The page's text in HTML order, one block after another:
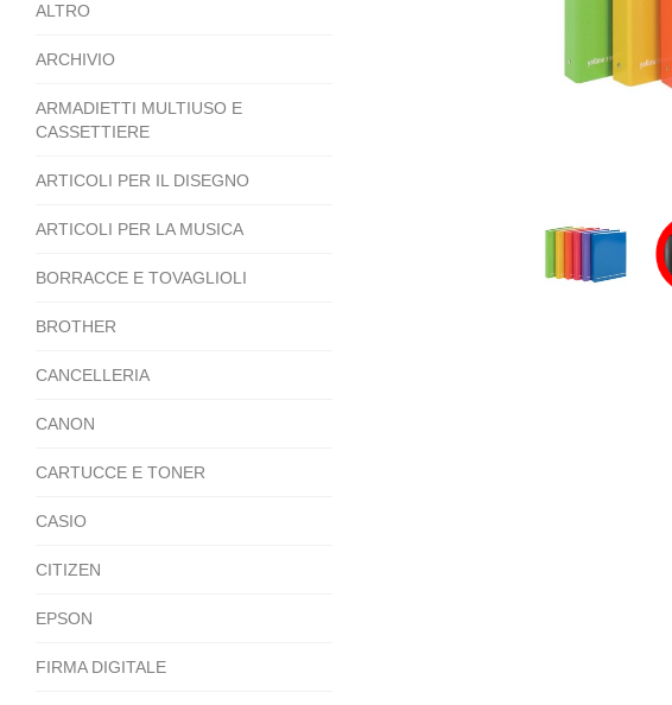
ALTRO
ARCHIVIO
ARMADIETTI MULTIUSO E
CASSETTIERE
ARTICOLI PER IL DISEGNO
ARTICOLI PER LA MUSICA
BORRACCE E TOVAGLIOLI
BROTHER
CANCELLERIA
CANON
CARTUCCE E TONER
CASIO
CITIZEN
EPSON
FIRMA DIGITALE